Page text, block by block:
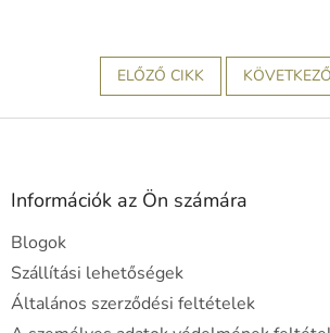
ELŐZŐ CIKK
L
Információk az Ön számára
Blogok
Szállítási lehetőségek
Általános szerződési feltételek